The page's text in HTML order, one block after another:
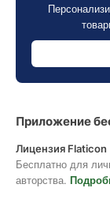
Приложение
Лицензия Flaticon
Бесплатно для
авторства.